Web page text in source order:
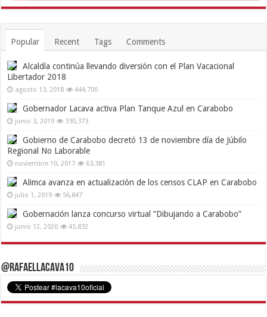
Popular Recent Tags Comments
Alcaldía continúa llevando diversión con el Plan Vacacional
Libertador 2018
agosto 13, 2018 444,700
Gobernador Lacava activa Plan Tanque Azul en Carabobo
junio 3, 2019 330,373
Gobierno de Carabobo decretó 13 de noviembre día de Júbilo
Regional No Laborable
noviembre 10, 2017 63,381
Alimca avanza en actualización de los censos CLAP en Carabobo
julio 1, 2019 56,847
Gobernación lanza concurso virtual “Dibujando a Carabobo”
junio 12, 2020 45,832
@RafaelLacava10